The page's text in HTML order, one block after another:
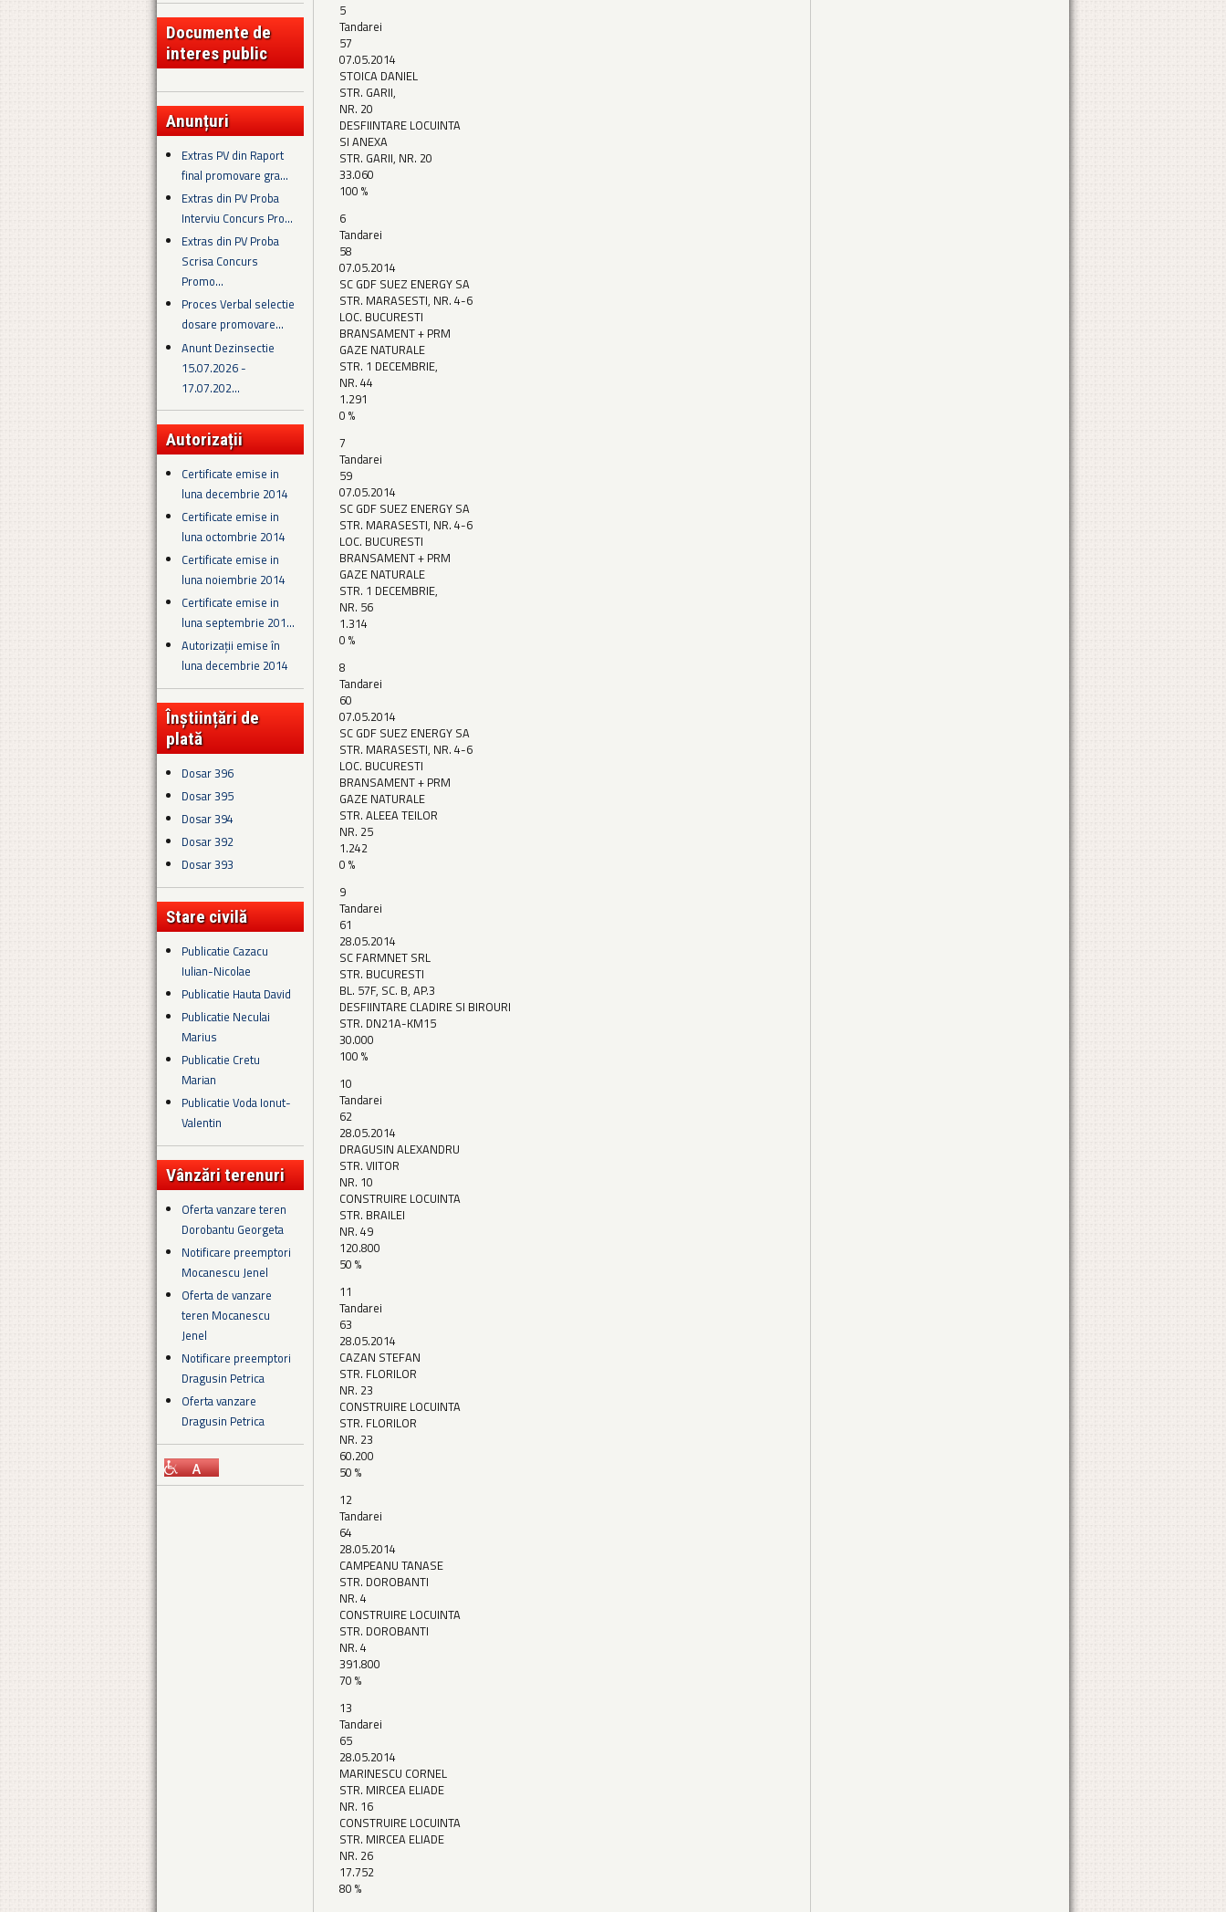
Documente de
interes public
Anunțuri
Extras PV din Raport
final promovare gra...
Extras din PV Proba
Interviu Concurs Pro...
Extras din PV Proba
Scrisa Concurs
Promo...
Proces Verbal selectie
dosare promovare...
Anunt Dezinsectie
15.07.2026 -
17.07.202...
Autorizații
Certificate emise in
luna decembrie 2014
Certificate emise in
luna octombrie 2014
Certificate emise in
luna noiembrie 2014
Certificate emise in
luna septembrie 201...
Autorizații emise în
luna decembrie 2014
Înștiințări de
plată
Dosar 396
Dosar 395
Dosar 394
Dosar 392
Dosar 393
Stare civilă
Publicatie Cazacu
Iulian-Nicolae
Publicatie Hauta David
Publicatie Neculai
Marius
Publicatie Cretu
Marian
Publicatie Voda Ionut-
Valentin
Vânzări terenuri
Oferta vanzare teren
Dorobantu Georgeta
Notificare preemptori
Mocanescu Jenel
Oferta de vanzare
teren Mocanescu
Jenel
Notificare preemptori
Dragusin Petrica
Oferta vanzare
Dragusin Petrica
5
Tandarei
57
07.05.2014
STOICA DANIEL
STR. GARII,
NR. 20
DESFIINTARE LOCUINTA
SI ANEXA
STR. GARII, NR. 20
33.060
100 %
6
Tandarei
58
07.05.2014
SC GDF SUEZ ENERGY SA
STR. MARASESTI, NR. 4-6
LOC. BUCURESTI
BRANSAMENT + PRM
GAZE NATURALE
STR. 1 DECEMBRIE,
NR. 44
1.291
0 %
7
Tandarei
59
07.05.2014
SC GDF SUEZ ENERGY SA
STR. MARASESTI, NR. 4-6
LOC. BUCURESTI
BRANSAMENT + PRM
GAZE NATURALE
STR. 1 DECEMBRIE,
NR. 56
1.314
0 %
8
Tandarei
60
07.05.2014
SC GDF SUEZ ENERGY SA
STR. MARASESTI, NR. 4-6
LOC. BUCURESTI
BRANSAMENT + PRM
GAZE NATURALE
STR. ALEEA TEILOR
NR. 25
1.242
0 %
9
Tandarei
61
28.05.2014
SC FARMNET SRL
STR. BUCURESTI
BL. 57F, SC. B, AP.3
DESFIINTARE CLADIRE SI BIROURI
STR. DN21A-KM15
30.000
100 %
10
Tandarei
62
28.05.2014
DRAGUSIN ALEXANDRU
STR. VIITOR
NR. 10
CONSTRUIRE LOCUINTA
STR. BRAILEI
NR. 49
120.800
50 %
11
Tandarei
63
28.05.2014
CAZAN STEFAN
STR. FLORILOR
NR. 23
CONSTRUIRE LOCUINTA
STR. FLORILOR
NR. 23
60.200
50 %
12
Tandarei
64
28.05.2014
CAMPEANU TANASE
STR. DOROBANTI
NR. 4
CONSTRUIRE LOCUINTA
STR. DOROBANTI
NR. 4
391.800
70 %
13
Tandarei
65
28.05.2014
MARINESCU CORNEL
STR. MIRCEA ELIADE
NR. 16
CONSTRUIRE LOCUINTA
STR. MIRCEA ELIADE
NR. 26
17.752
80 %